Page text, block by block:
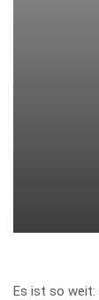
Es ist so weit: